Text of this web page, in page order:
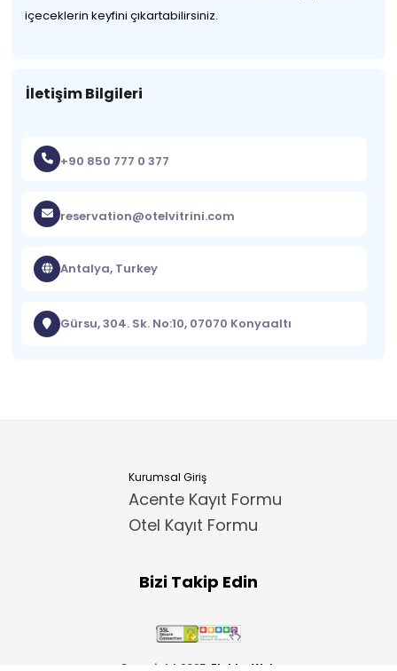
içeceklerin keyfini çıkartabilirsiniz.
İletişim Bilgileri
+90 850 777 0 377
reservation@otelvitrini.com
Antalya, Turkey
Gürsu, 304. Sk. No:10, 07070 Konyaaltı
Kurumsal Giriş
Acente Kayıt Formu
Otel Kayıt Formu
Bizi Takip Edin
Copyright 2025 ElektraWeb